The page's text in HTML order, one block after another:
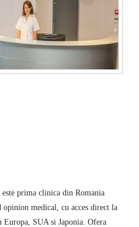
este prima clinica din Romania
opinion medical, cu acces direct la
SUA si Japonia. Ofera